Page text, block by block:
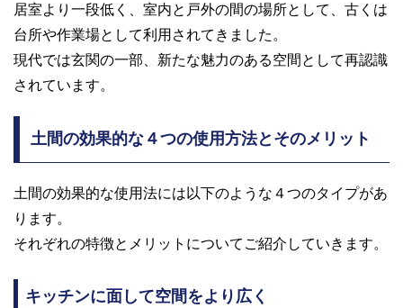
居室より一段低く、室内と戸外の間の場所として、古くは
台所や作業場として利用されてきました。
現代では玄関の一部、新たな魅力のある空間として再認識
されています。
土間の効果的な４つの使用方法とそのメリット
土間の効果的な使用法には以下のような４つのタイプがあ
ります。
それぞれの特徴とメリットについてご紹介していきます。
キッチンに面して空間をより広く